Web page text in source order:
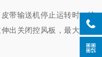
带输送机停止运转时，输
出关闭控风板，最大限度